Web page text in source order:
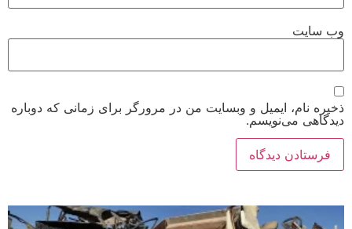
و وبسایت من در مرورگر برای زمانی که دوباره